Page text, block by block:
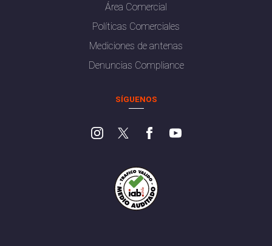
Área Comercial
Políticas Comerciales
Mediciones de antenas
Denuncias Compliance
SÍGUENOS